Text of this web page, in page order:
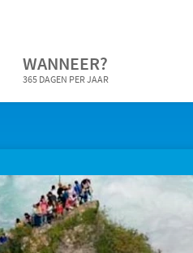
WANNEER?
365 DAGEN PER JAAR